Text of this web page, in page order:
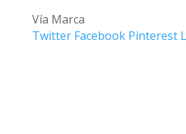
Vía Marca
Twitter Facebook Pinterest